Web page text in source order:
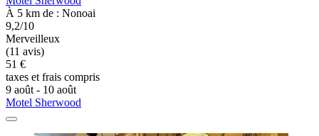
À 5 km de : Nonoai
9,2/10
Merveilleux
(11 avis)
51 €
taxes et frais compris
9 août - 10 août
Motel Sherwood